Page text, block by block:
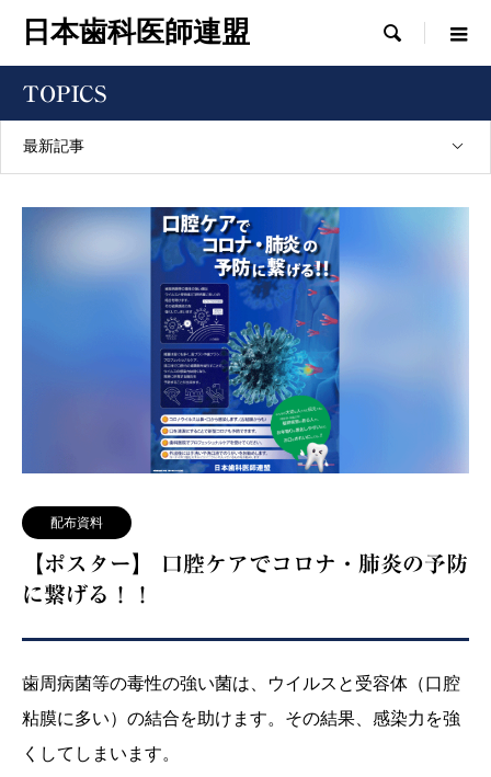
日本歯科医師連盟 
TOPICS
最新記事
配布資料
【ポスター】 口腔ケアでコロナ・肺炎の予防
に繋げる！！
歯周病菌等の毒性の強い菌は、ウイルスと受容体（口腔
粘膜に多い）の結合を助けます。その結果、感染力を強
くしてしまいます。